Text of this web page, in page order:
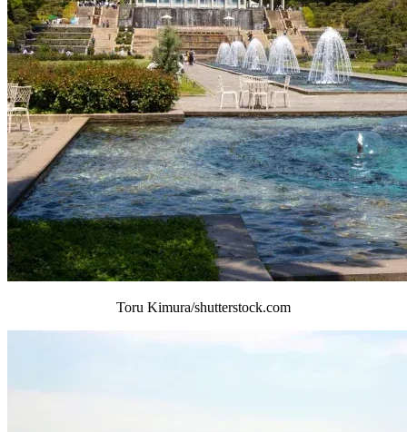
Toru Kimura/shutterstock.com